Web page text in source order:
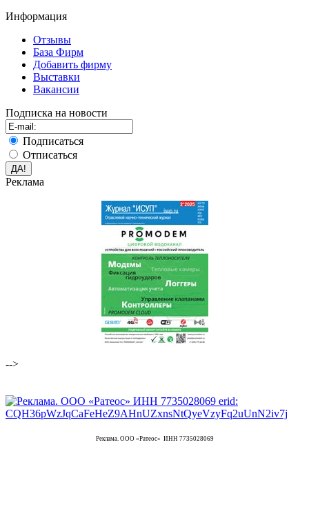
Информация
Отзывы
База Фирм
Добавить фирму
Выставки
Вакансии
Подписка на новости
Подписаться
Отписаться
Реклама
-->
Реклама. ООО «Ратеос» ИНН 7735028069